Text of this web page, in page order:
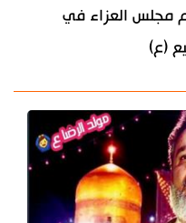
مجلس العزاء في
(ع)